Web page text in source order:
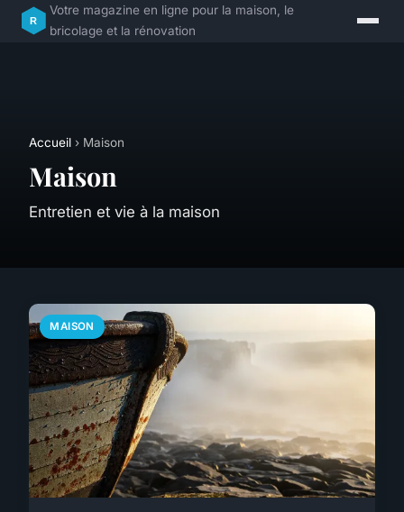
Votre magazine en ligne pour la maison, le
bricolage et la rénovation
Accueil › Maison
Maison
Entretien et vie à la maison
MAISON